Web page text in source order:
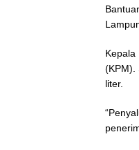
Kepala
(KPM).
liter.